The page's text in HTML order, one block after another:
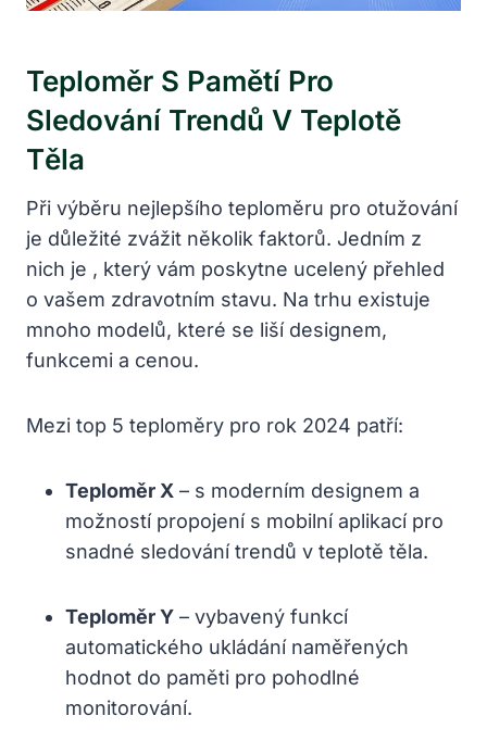
Teploměr S Pamětí Pro
Sledování Trendů V Teplotě
Těla
Při výběru nejlepšího teploměru pro otužování
je důležité zvážit několik faktorů. Jedním z
nich je , který vám poskytne ucelený přehled
o vašem zdravotním stavu. Na trhu existuje
mnoho modelů, které se liší designem,
funkcemi a cenou.
Mezi top 5 teploměry pro rok 2024 patří:
Teploměr X – s moderním designem a
možností propojení s mobilní aplikací pro
snadné sledování trendů v teplotě těla.
Teploměr Y – vybavený funkcí
automatického ukládání naměřených
hodnot do paměti pro pohodlné
monitorování.